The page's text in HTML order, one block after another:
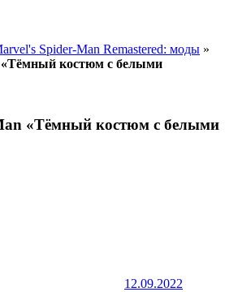
Spider-Man Remastered: моды »
«Тёмный костюм с белыми
«Тёмный костюм с белыми
12.09.2022